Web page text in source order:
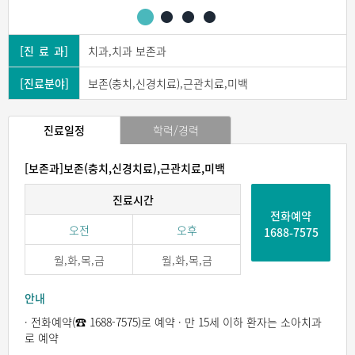
[진 료 과] 치과,치과 보존과
[진료분야] 보존(충치,신경치료),근관치료,미백
진료일정 학력/경력
[보존과]보존(충치,신경치료),근관치료,미백
진료시간
오전
오후
월,화,목,금
월,화,목,금
전화예약
1688-7575
안내
· 전화예약(☎ 1688-7575)로 예약 · 만 15세 이하 환자는 소아치과
로 예약